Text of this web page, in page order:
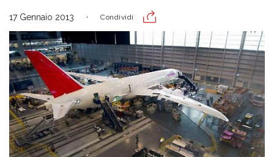
17 Gennaio 2013 Condividi